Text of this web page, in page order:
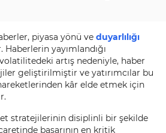
piyasa yönü ve duyarlılığı
yayımlandığı
artış nedeniyle, haber
geliştirilmiştir ve yatırımcılar bu
kâr elde etmek için
stratejilerinin disiplinli bir şekilde
başarının en kritik